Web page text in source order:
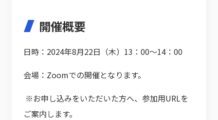
開催概要
日時：2024年8月22日（木）13：00～14：00
会場：Zoomでの開催となります。
※お申し込みをいただいた方へ、参加用URLを
ご案内します。